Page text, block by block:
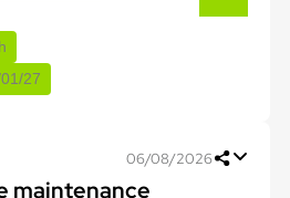
27
06/08/2026
maintenance